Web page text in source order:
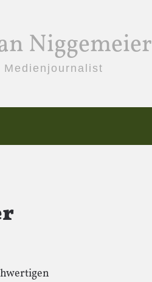
Niggemeier
Medienjournalist